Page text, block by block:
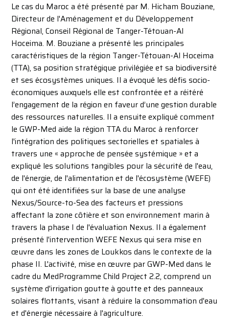
Le cas du Maroc a été présenté par M. Hicham Bouziane,
Directeur de l'Aménagement et du Développement
Régional, Conseil Régional de Tanger-Tétouan-Al
Hoceima. M. Bouziane a présenté les principales
caractéristiques de la région Tanger-Tétouan-Al Hoceima
(TTA), sa position stratégique privilégiée et sa biodiversité
et ses écosystèmes uniques. Il a évoqué les défis socio-
économiques auxquels elle est confrontée et a réitéré
l’engagement de la région en faveur d’une gestion durable
des ressources naturelles. Il a ensuite expliqué comment
le GWP-Med aide la région TTA du Maroc à renforcer
l'intégration des politiques sectorielles et spatiales à
travers une « approche de pensée systémique » et a
expliqué les solutions tangibles pour la sécurité de l'eau,
de l'énergie, de l'alimentation et de l'écosystème (WEFE)
qui ont été identifiées sur la base de une analyse
Nexus/Source-to-Sea des facteurs et pressions
affectant la zone côtière et son environnement marin à
travers la phase I de l'évaluation Nexus. Il a également
présenté l'intervention WEFE Nexus qui sera mise en
œuvre dans les zones de Loukkos dans le contexte de la
phase II. L'activité, mise en œuvre par GWP-Med dans le
cadre du MedProgramme Child Project 2.2, comprend un
système d'irrigation goutte à goutte et des panneaux
solaires flottants, visant à réduire la consommation d'eau
et d'énergie nécessaire à l'agriculture.